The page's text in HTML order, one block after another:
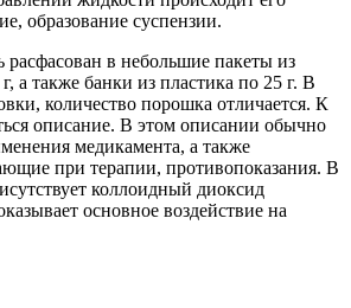
образование суспензии.
в небольшие пакеты из
а также банки из пластика по 25 г. В
количество порошка отличается. К
описание. В этом описании обычно
медикамента, а также
при терапии, противопоказания. В
коллоидный диоксид
основное воздействие на